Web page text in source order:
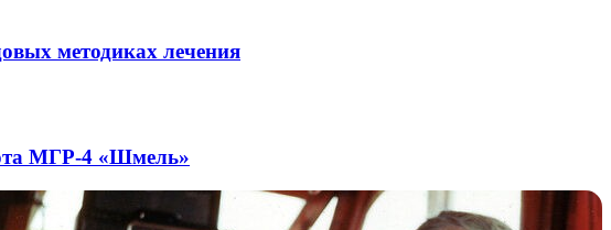
методиках лечения
МГР-4 «Шмель»